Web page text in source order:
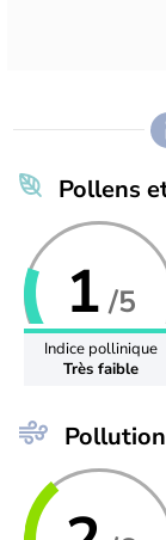
Pollens
1 /5
Indice pollinique
Très faible